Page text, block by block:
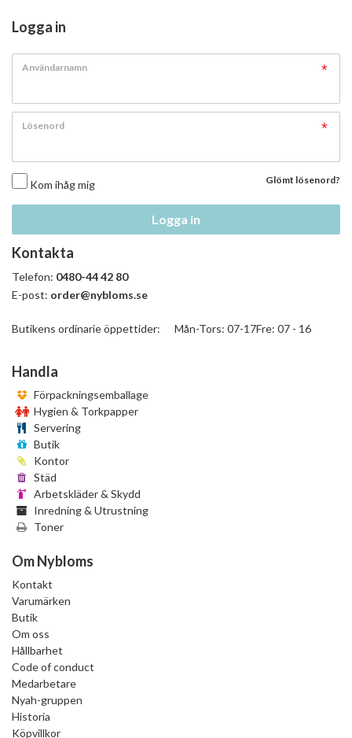
Logga in
Användarnamn
Lösenord
Kom ihåg mig Glömt lösenord?
Logga in
Kontakta
Telefon: 0480-44 42 80
E-post: order@nybloms.se
Butikens ordinarie öppettider: Mån-Tors: 07-17Fre: 07 - 16
Handla
Förpackningsemballage
Hygien & Torkpapper
Servering
Butik
Kontor
Städ
Arbetskläder & Skydd
Inredning & Utrustning
Toner
Om Nybloms
Kontakt
Varumärken
Butik
Om oss
Hållbarhet
Code of conduct
Medarbetare
Nyah-gruppen
Historia
Köpvillkor